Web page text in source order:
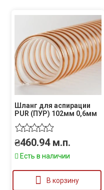
Шланг для аспирации
PUR (ПУР) 102мм 0,6мм
₴460.94 м.п.
Есть в наличии
В корзину